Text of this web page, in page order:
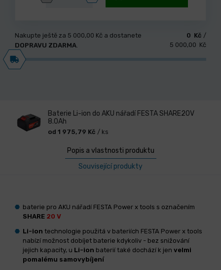
Nakupte ještě za 5 000,00 Kč a dostanete
DOPRAVU ZDARMA.
0 Kč /
5 000,00 Kč
Baterie Li-ion do AKU nářadí FESTA SHARE20V
8.0Ah
od 1 975,79 Kč / ks
Popis a vlastnosti produktu
Související produkty
baterie pro AKU nářadí FESTA Power x tools s označením
SHARE 20 V
Li-ion technologie použitá v bateriích FESTA Power x tools
nabízí možnost dobíjet baterie kdykoliv - bez snižování
jejich kapacity, u Li-ion baterií také dochází k jenvelmi
pomalému samovybíjení